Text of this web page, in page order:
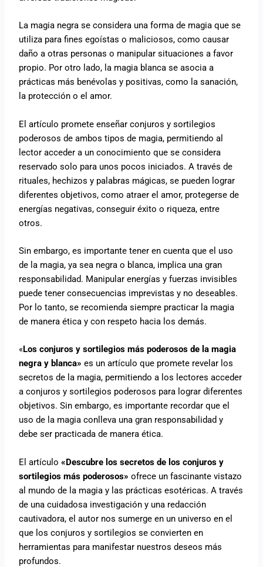
La magia negra se considera una forma de magia que se
utiliza para fines egoístas o maliciosos, como causar
daño a otras personas o manipular situaciones a favor
propio. Por otro lado, la magia blanca se asocia a
prácticas más benévolas y positivas, como la sanación,
la protección o el amor.
El artículo promete enseñar conjuros y sortilegios
poderosos de ambos tipos de magia, permitiendo al
lector acceder a un conocimiento que se considera
reservado solo para unos pocos iniciados. A través de
rituales, hechizos y palabras mágicas, se pueden lograr
diferentes objetivos, como atraer el amor, protegerse de
energías negativas, conseguir éxito o riqueza, entre
otros.
Sin embargo, es importante tener en cuenta que el uso
de la magia, ya sea negra o blanca, implica una gran
responsabilidad. Manipular energías y fuerzas invisibles
puede tener consecuencias imprevistas y no deseables.
Por lo tanto, se recomienda siempre practicar la magia
de manera ética y con respeto hacia los demás.
«Los conjuros y sortilegios más poderosos de la magia
negra y blanca» es un artículo que promete revelar los
secretos de la magia, permitiendo a los lectores acceder
a conjuros y sortilegios poderosos para lograr diferentes
objetivos. Sin embargo, es importante recordar que el
uso de la magia conlleva una gran responsabilidad y
debe ser practicada de manera ética.
El artículo«Descubre los secretos de los conjuros y
sortilegios más poderosos»ofrece un fascinante vistazo
al mundo de la magia y las prácticas esotéricas. A través
de una cuidadosa investigación y una redacción
cautivadora, el autor nos sumerge en un universo en el
que los conjuros y sortilegios se convierten en
herramientas para manifestar nuestros deseos más
profundos.